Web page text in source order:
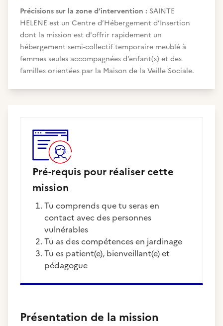
Précisions sur la zone d’intervention : SAINTE
HELENE est un Centre d’Hébergement d’Insertion
dont la mission est d'offrir rapidement un
hébergement semi-collectif temporaire meublé à
femmes seules accompagnées d’enfant(s) et des
familles orientées par la Maison de la Veille Sociale.
Pré-requis pour réaliser cette
mission
Tu comprends que tu seras en
contact avec des personnes
vulnérables
Tu as des compétences en jardinage
Tu es patient(e), bienveillant(e) et
pédagogue
Présentation de la mission